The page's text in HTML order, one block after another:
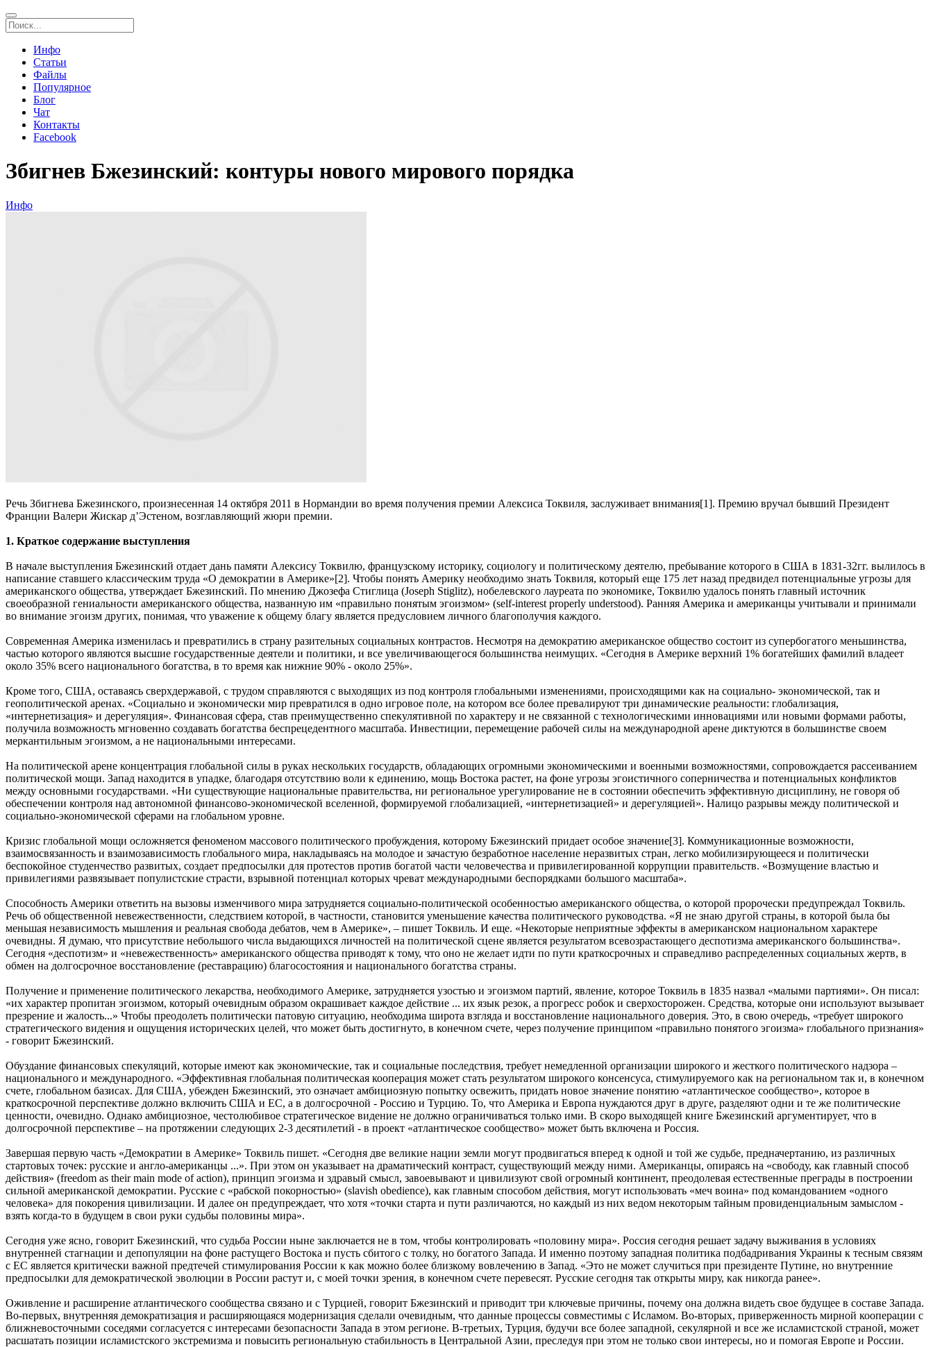
Инфо
Статьи
Файлы
Популярное
Блог
Чат
Контакты
Facebook
Збигнев Бжезинский: контуры нового мирового порядка
Инфо
Речь Збигнева Бжезинского, произнесенная 14 октября 2011 в Нормандии во время получения премии Алексиса Токвиля, заслуживает внимания[1]. Премию вручал бывший Президент
Франции Валери Жискар д’Эстеном, возглавляющий жюри премии.
1. Краткое содержание выступления
В начале выступления Бжезинский отдает дань памяти Алексису Токвилю, французскому историку, социологу и политическому деятелю, пребывание которого в США в 1831-32гг. вылилось в
написание ставшего классическим труда «О демократии в Америке»[2]. Чтобы понять Америку необходимо знать Токвиля, который еще 175 лет назад предвидел потенциальные угрозы для
американского общества, утверждает Бжезинский. По мнению Джозефа Стиглица (Joseph Stiglitz), нобелевского лауреата по экономике, Токвилю удалось понять главный источник
своеобразной гениальности американского общества, названную им «правильно понятым эгоизмом» (self-interest properly understood). Ранняя Америка и американцы учитывали и принимали
во внимание эгоизм других, понимая, что уважение к общему благу является предусловием личного благополучия каждого.
Современная Америка изменилась и превратились в страну разительных социальных контрастов. Несмотря на демократию американское общество состоит из супербогатого меньшинства,
частью которого являются высшие государственные деятели и политики, и все увеличивающегося большинства неимущих. «Сегодня в Америке верхний 1% богатейших фамилий владеет
около 35% всего национального богатства, в то время как нижние 90% - около 25%».
Кроме того, США, оставаясь сверхдержавой, с трудом справляются с выходящих из под контроля глобальными изменениями, происходящими как на социально- экономической, так и
геополитической аренах. «Социально и экономически мир превратился в одно игровое поле, на котором все более превалируют три динамические реальности: глобализация,
«интернетизация» и дерегуляция». Финансовая сфера, став преимущественно спекулятивной по характеру и не связанной с технологическими инновациями или новыми формами работы,
получила возможность мгновенно создавать богатства беспрецедентного масштаба. Инвестиции, перемещение рабочей силы на международной арене диктуются в большинстве своем
меркантильным эгоизмом, а не национальными интересами.
На политической арене концентрация глобальной силы в руках нескольких государств, обладающих огромными экономическими и военными возможностями, сопровождается рассеиванием
политической мощи. Запад находится в упадке, благодаря отсутствию воли к единению, мощь Востока растет, на фоне угрозы эгоистичного соперничества и потенциальных конфликтов
между основными государствами. «Ни существующие национальные правительства, ни региональное урегулирование не в состоянии обеспечить эффективную дисциплину, не говоря об
обеспечении контроля над автономной финансово-экономической вселенной, формируемой глобализацией, «интернетизацией» и дерегуляцией». Налицо разрывы между политической и
социально-экономической сферами на глобальном уровне.
Кризис глобальной мощи осложняется феноменом массового политического пробуждения, которому Бжезинский придает особое значение[3]. Коммуникационные возможности,
взаимосвязанность и взаимозависимость глобального мира, накладываясь на молодое и зачастую безработное население неразвитых стран, легко мобилизирующееся и политически
беспокойное студенчество развитых, создает предпосылки для протестов против богатой части человечества и привилегированной коррупции правительств. «Возмущение властью и
привилегиями развязывает популистские страсти, взрывной потенциал которых чреват международными беспорядками большого масштаба».
Способность Америки ответить на вызовы изменчивого мира затрудняется социально-политической особенностью американского общества, о которой пророчески предупреждал Токвиль.
Речь об общественной невежественности, следствием которой, в частности, становится уменьшение качества политического руководства. «Я не знаю другой страны, в которой была бы
меньшая независимость мышления и реальная свобода дебатов, чем в Америке», – пишет Токвиль. И еще. «Некоторые неприятные эффекты в американском национальном характере
очевидны. Я думаю, что присутствие небольшого числа выдающихся личностей на политической сцене является результатом всевозрастающего деспотизма американского большинства».
Сегодня «деспотизм» и «невежественность» американского общества приводят к тому, что оно не желает идти по пути краткосрочных и справедливо распределенных социальных жертв, в
обмен на долгосрочное восстановление (реставрацию) благосостояния и национального богатства страны.
Получение и применение политического лекарства, необходимого Америке, затрудняется узостью и эгоизмом партий, явление, которое Токвиль в 1835 назвал «малыми партиями». Он писал:
«их характер пропитан эгоизмом, который очевидным образом окрашивает каждое действие ... их язык резок, а прогресс робок и сверхосторожен. Средства, которые они используют вызывает
презрение и жалость...» Чтобы преодолеть политически патовую ситуацию, необходима широта взгляда и восстановление национального доверия. Это, в свою очередь, «требует широкого
стратегического видения и ощущения исторических целей, что может быть достигнуто, в конечном счете, через получение принципом «правильно понятого эгоизма» глобального признания»
- говорит Бжезинский.
Обуздание финансовых спекуляций, которые имеют как экономические, так и социальные последствия, требует немедленной организации широкого и жесткого политического надзора –
национального и международного. «Эффективная глобальная политическая кооперация может стать результатом широкого консенсуса, стимулируемого как на региональном так и, в конечном
счете, глобальном базисах. Для США, убежден Бжезинский, это означает амбициозную попытку освежить, придать новое значение понятию «атлантическое сообщество», которое в
краткосрочной перспективе должно включить США и ЕС, а в долгосрочной - Россию и Турцию. То, что Америка и Европа нуждаются друг в друге, разделяют одни и те же политические
ценности, очевидно. Однако амбициозное, честолюбивое стратегическое видение не должно ограничиваться только ими. В скоро выходящей книге Бжезинский аргументирует, что в
долгосрочной перспективе – на протяжении следующих 2-3 десятилетий - в проект «атлантическое сообщество» может быть включена и Россия.
Завершая первую часть «Демократии в Америке» Токвиль пишет. «Сегодня две великие нации земли могут продвигаться вперед к одной и той же судьбе, предначертанию, из различных
стартовых точек: русские и англо-американцы ...». При этом он указывает на драматический контраст, существующий между ними. Американцы, опираясь на «свободу, как главный способ
действия» (freedom as their main mode of action), принцип эгоизма и здравый смысл, завоевывают и цивилизуют свой огромный континент, преодолевая естественные преграды в построении
сильной американской демократии. Русские с «рабской покорностью» (slavish obedience), как главным способом действия, могут использовать «меч воина» под командованием «одного
человека» для покорения цивилизации. И далее он предупреждает, что хотя «точки старта и пути различаются, но каждый из них ведом некоторым тайным провиденциальным замыслом -
взять когда-то в будущем в свои руки судьбы половины мира».
Сегодня уже ясно, говорит Бжезинский, что судьба России ныне заключается не в том, чтобы контролировать «половину мира». Россия сегодня решает задачу выживания в условиях
внутренней стагнации и депопуляции на фоне растущего Востока и пусть сбитого с толку, но богатого Запада. И именно поэтому западная политика подбадривания Украины к тесным связям
с ЕС является критически важной предтечей стимулирования России к как можно более близкому вовлечению в Запад. «Это не может случиться при президенте Путине, но внутренние
предпосылки для демократической эволюции в России растут и, с моей точки зрения, в конечном счете перевесят. Русские сегодня так открыты миру, как никогда ранее».
Оживление и расширение атлантического сообщества связано и с Турцией, говорит Бжезинский и приводит три ключевые причины, почему она должна видеть свое будущее в составе Запада.
Во-первых, внутренняя демократизация и расширяющаяся модернизация сделали очевидным, что данные процессы совместимы с Исламом. Во-вторых, приверженность мирной кооперации с
ближневосточными соседями согласуется с интересами безопасности Запада в этом регионе. В-третьих, Турция, будучи все более западной, секулярной и все же исламистской страной, может
расшатать позиции исламистского экстремизма и повысить региональную стабильность в Центральной Азии, преследуя при этом не только свои интересы, но и помогая Европе и России.